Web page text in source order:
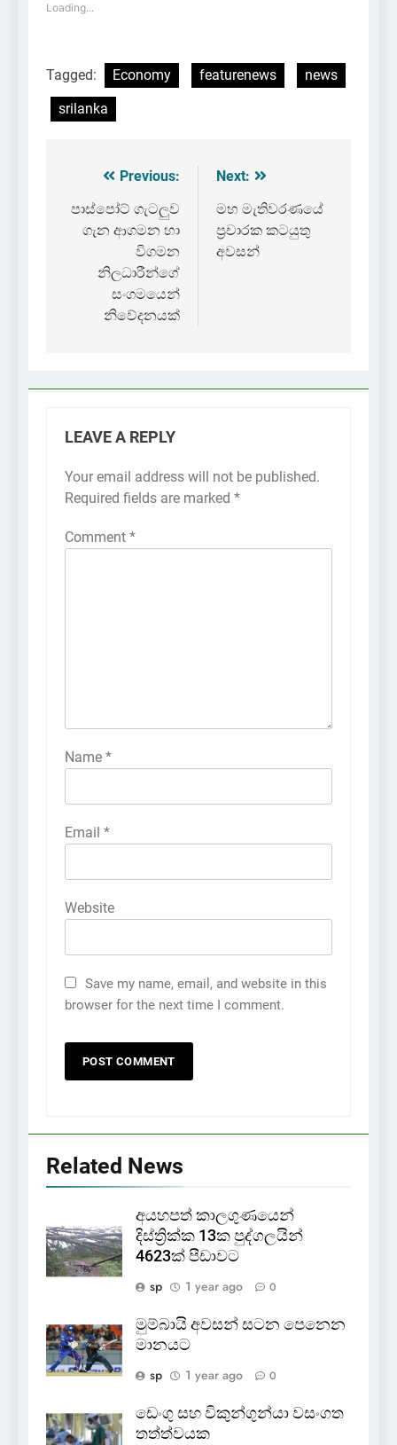
Loading...
Tagged: Economy featurenews
news
srilanka
Post
navigation
Previous:
පාස්පෝට් ගැටලුව
ගැන ආගමන හා
විගමන
නිලධාරීන්ගේ
සංගමයෙන්
නිවේදනයක්
Next:
මහ මැතිවරණයේ
ප්‍රචාරක කටයුතු
අවසන්
LEAVE A REPLY
Your email address will not be published.
Required fields are marked *
Comment *
Name *
Email *
Website
Save my name, email, and website in this
browser for the next time I comment.
Related News
අයහපත් කාලගුණයෙන්
දිස්ත්‍රික්ක 13ක පුද්ගලයින්
4623ක් පීඩාවට
sp
1 year ago 0
මුම්බායි අවසන් සටන පෙනෙන
මානයට
sp
1 year ago 0
ඩෙංගු සහ විකුන්ගුන්යා වසංගත
තත්ත්වයක